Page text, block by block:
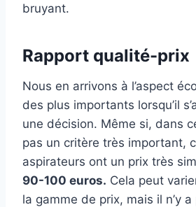
bruyant.
Rapport qualité-prix
Nous en arrivons à l’aspect
des plus importants lorsqu’il
une décision. Même si, dans
pas un critère très important,
aspirateurs ont un prix très
90-100 euros. Cela peut
la gamme de prix, mais il n’y